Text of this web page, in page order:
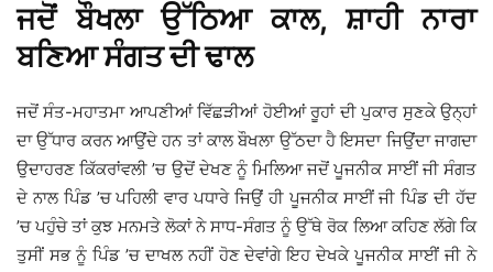
ਜਦੋਂ ਬੌਖਲਾ ਉੱਠਿਆ ਕਾਲ, ਸ਼ਾਹੀ ਨਾਰਾ
ਬਣਿਆ ਸੰਗਤ ਦੀ ਢਾਲ
ਜਦੋਂ ਸੰਤ-ਮਹਾਤਮਾ ਆਪਣੀਆਂ ਵਿੱਛੜੀਆਂ ਹੋਈਆਂ ਰੂਹਾਂ ਦੀ ਪੁਕਾਰ ਸੁਣਕੇ ਉਨ੍ਹਾਂ
ਦਾ ਉੱਧਾਰ ਕਰਨ ਆਉਂਦੇ ਹਨ ਤਾਂ ਕਾਲ ਬੌਖਲਾ ਉੱਠਦਾ ਹੈ ਇਸਦਾ ਜਿਉਂਦਾ ਜਾਗਦਾ
ਉਦਾਹਰਣ ਕਿੱਕਰਾਂਵਲੀ ’ਚ ਉਦੋਂ ਦੇਖਣ ਨੂੰ ਮਿਲਿਆ ਜਦੋਂ ਪੂਜਨੀਕ ਸਾਈਂ ਜੀ ਸੰਗਤ
ਦੇ ਨਾਲ ਪਿੰਡ ’ਚ ਪਹਿਲੀ ਵਾਰ ਪਧਾਰੇ ਜਿਉਂ ਹੀ ਪੂਜਨੀਕ ਸਾਈਂ ਜੀ ਪਿੰਡ ਦੀ ਹੱਦ
’ਚ ਪਹੁੰਚੇ ਤਾਂ ਕੁਝ ਮਨਮਤੇ ਲੋਕਾਂ ਨੇ ਸਾਧ-ਸੰਗਤ ਨੂੰ ਉੱਥੇ ਰੋਕ ਲਿਆ ਕਹਿਣ ਲੱਗੇ ਕਿ
ਤੁਸੀਂ ਸਭ ਨੂੰ ਪਿੰਡ ’ਚ ਦਾਖਲ ਨਹੀਂ ਹੋਣ ਦੇਵਾਂਗੇ ਇਹ ਦੇਖਕੇ ਪੂਜਨੀਕ ਸਾਈਂ ਜੀ ਨੇ